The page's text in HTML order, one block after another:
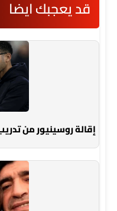
قد يعجبك ايضا
إقالة روسينيور من